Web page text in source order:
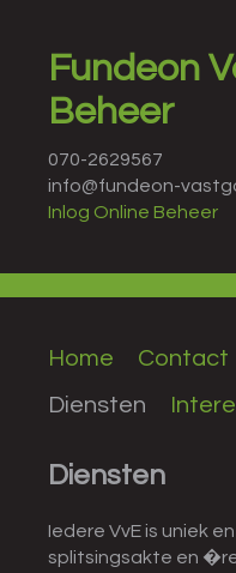
Fundeon
Beheer
070-2629567
info@fundeon-
Inlog Online Beheer
Home Contact
Diensten
Diensten
Iedere VvE is uniek
splitsingsakte en